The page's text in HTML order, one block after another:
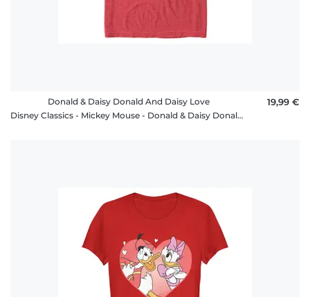
Donald & Daisy Donald And Daisy Love
Disney Classics - Mickey Mouse - Donald & Daisy Donald And Daisy Love - Homme T-shirt
19,99 €